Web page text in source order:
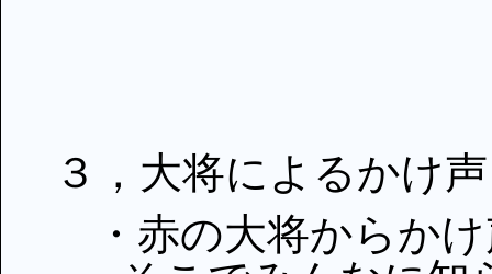
３，大将によるかけ声
・赤の大将からか